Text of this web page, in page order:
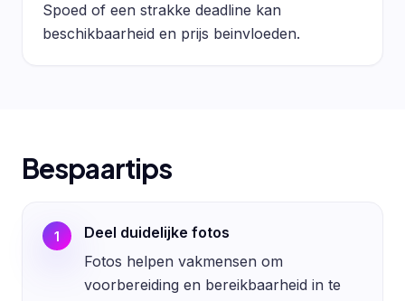
Spoed of een strakke deadline kan
beschikbaarheid en prijs beinvloeden.
Bespaartips
1
Deel duidelijke fotos
Fotos helpen vakmensen om
voorbereiding en bereikbaarheid in te